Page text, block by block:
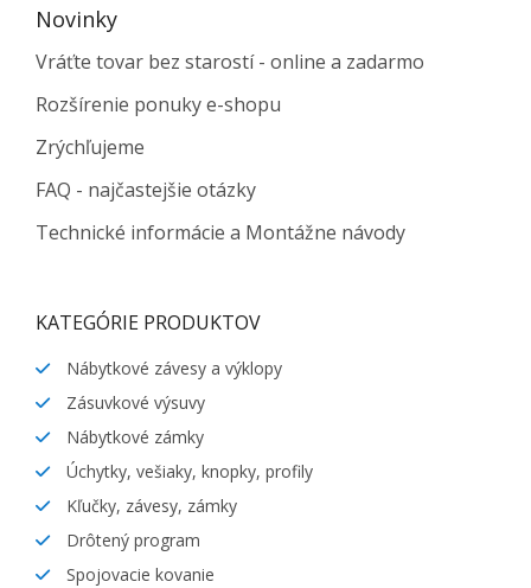
Novinky
Vráťte tovar bez starostí - online a zadarmo
Rozšírenie ponuky e-shopu
Zrýchľujeme
FAQ - najčastejšie otázky
Technické informácie a Montážne návody
KATEGÓRIE PRODUKTOV
Nábytkové závesy a výklopy
Zásuvkové výsuvy
Nábytkové zámky
Úchytky, vešiaky, knopky, profily
Kľučky, závesy, zámky
Drôtený program
Spojovacie kovanie